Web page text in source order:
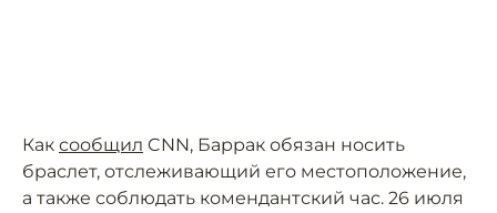
Как сообщил CNN, Баррак обязан носить
браслет, отслеживающий его местоположение,
а также соблюдать комендантский час. 26 июля